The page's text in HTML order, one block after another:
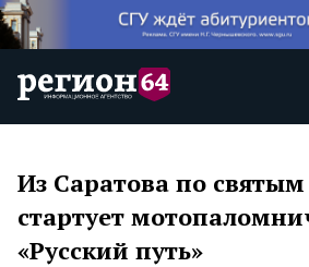
Из Саратова по
стартует
«Русский путь»